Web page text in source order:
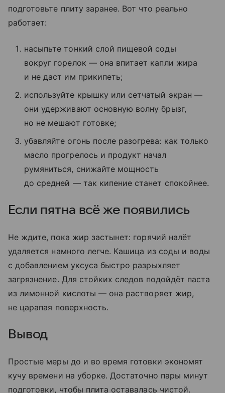
подготовьте плиту заранее. Вот что реально
работает:
насыпьте тонкий слой пищевой соды
вокруг горелок — она впитает капли жира
и не даст им прикипеть;
используйте крышку или сетчатый экран —
они удерживают основную волну брызг,
но не мешают готовке;
убавляйте огонь после разогрева: как только
масло прогрелось и продукт начал
румяниться, снижайте мощность
до средней — так кипение станет спокойнее.
Если пятна всё же появились
Не ждите, пока жир застынет: горячий налёт
удаляется намного легче. Кашица из соды и воды
с добавлением уксуса быстро разрыхляет
загрязнение. Для стойких следов подойдёт паста
из лимонной кислоты — она растворяет жир,
не царапая поверхность.
Вывод
Простые меры до и во время готовки экономят
кучу времени на уборке. Достаточно пары минут
подготовки, чтобы плита оставалась чистой.